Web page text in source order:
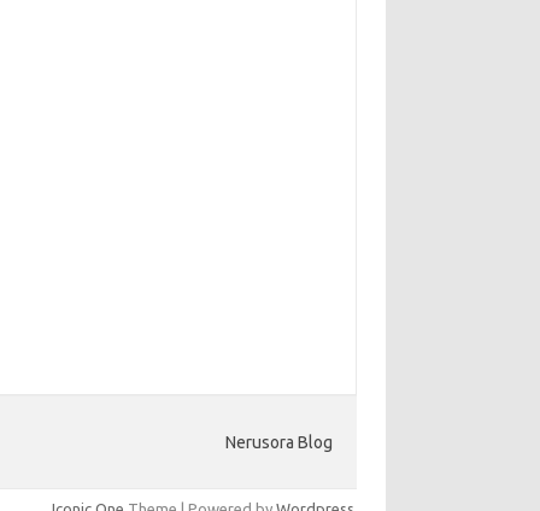
Nerusora Blog